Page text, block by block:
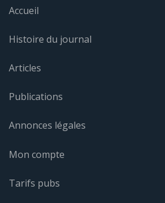
Accueil
Histoire du journal
Articles
Publications
Annonces légales
Mon compte
Tarifs pubs